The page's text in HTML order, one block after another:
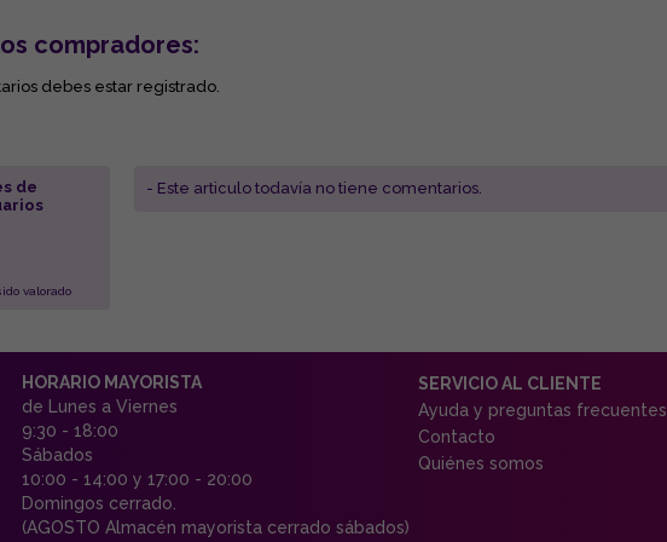
compradores:
debes estar registrado.
de
valorado
- Este articulo todavía no tiene comentarios.
HORARIO MAYORISTA
de Lunes a Viernes
9:30 - 18:00
Sábados
10:00 - 14:00 y 17:00 - 20:00
Domingos cerrado.
(AGOSTO Almacén mayorista cerrado sábados)
SERVICIO AL CLIENTE
Ayuda y preguntas frecuentes
Contacto
Quiénes somos